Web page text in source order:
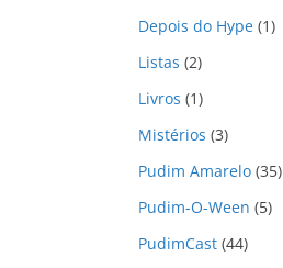
Depois do Hype (1)
Listas (2)
Livros (1)
Mistérios (3)
Pudim Amarelo (35)
Pudim-O-Ween (5)
PudimCast (44)